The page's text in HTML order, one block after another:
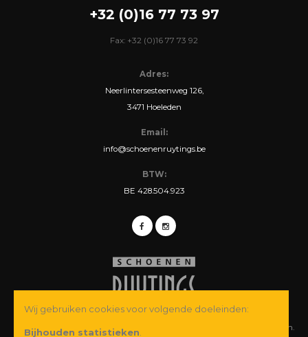
+32 (0)16 77 73 97
Fax: +32 (0)16 77 73 92
Adres:
Neerlintersesteenweg 126,
3471 Hoeleden
Email:
info@schoenenruytings.be
BTW:
BE 428.504.923
© Copyright 2026 Schoenen Ruytings BVBA. Alle rechten voorbehouden.
Wij gebruiken cookies voor volgende doeleinden:
Bijhouden statistieken